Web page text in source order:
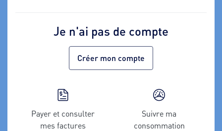
Je n'ai pas de compte
Créer mon compte
Payer et consulter
mes factures
Suivre ma
consommation